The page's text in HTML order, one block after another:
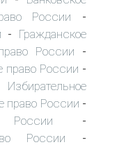
России -
- Гражданское
России -
России -
Избирательное
право России -
-
России -